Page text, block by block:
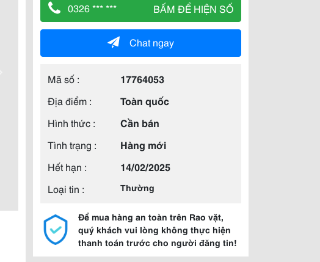
0326 *** *** BẤM ĐỂ HIỆN SỐ
Chat ngay
Mã số :
17764053
Địa điểm :
Toàn quốc
Hình thức :
Cần bán
Tình trạng :
Hàng mới
Hết hạn :
14/02/2025
Loại tin :
Thường
Để mua hàng an toàn trên Rao vặt,
quý khách vui lòng không thực hiện
thanh toán trước cho người đăng tin!